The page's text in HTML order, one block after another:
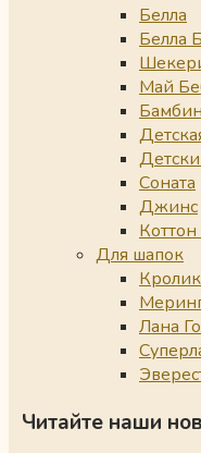
Белла
Белла
Май
Соната
Джинс
Коттон
Для шапок
Лана
Читайте наши